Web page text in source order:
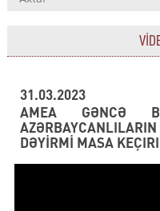
31.03.2023
AMEA GƏNCƏ
DƏYİRMİ MASA